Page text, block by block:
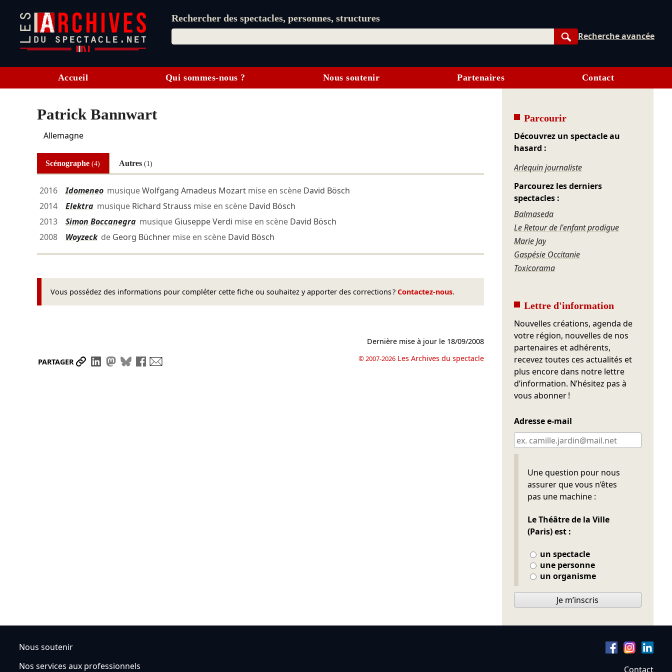
Rechercher des spectacles, personnes, structures
Rechercher
Recherche avancée
Accueil Qui sommes-nous ? Nous soutenir Partenaires Contact
Patrick Bannwart
Allemagne
Scénographe(4) Autres (1)
2016 IdomeneomusiqueWolfgang Amadeus Mozartmise en scène David Bösch
2014
Elektramusique Richard Strauss mise en scène David Bösch
2013
Simon Boccanegramusique Giuseppe Verdi mise en scène David Bösch
2008
Woyzeckde Georg Büchnermise en scène David Bösch
Vous possédez des informations pour compléter cette fiche ou souhaitez y apporter des corrections ? Contactez-nous.
PARTAGER Partager le lien
Partager sur LinkedIn
Partager sur Mastodon
Partager sur Bluesky
Partager sur Facebook
Dernière mise à jour le 18/09/2008
© 2007-2026 Les Archives du spectacle
Parcourir
Découvrez un spectacle au
hasard :
Arlequin journaliste
Parcourez les derniers
spectacles :
Balmaseda
Le Retour de l'enfant prodigue
Marie Jay
Gaspésie Occitanie
Toxicorama
Lettre d'information
Nouvelles créations, agenda de
votre région, nouvelles de nos
partenaires et adhérents,
recevez toutes ces actualités et
plus encore dans notre lettre
d’information. N’hésitez pas à
vous abonner !
Adresse e-mail
Une question pour nous
assurer que vous n’êtes
pas une machine :
Le Théâtre de la Ville
(Paris) est :
un spectacle
une personne
un organisme
Ne pas remplir
Je m’inscris
Nous soutenir
Nos services aux professionnels
Contact